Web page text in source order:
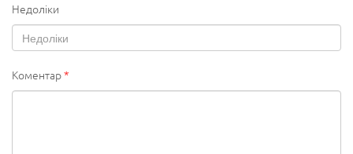
Недоліки
Коментар*